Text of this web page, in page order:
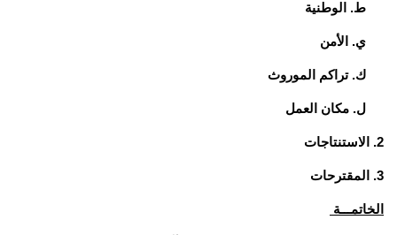
ط. الوطنية
ي. الأمن
ك. تراكم الموروث
ل. مكان العمل
2. الاستنتاجات
3. المقترحات
الخاتمـــة